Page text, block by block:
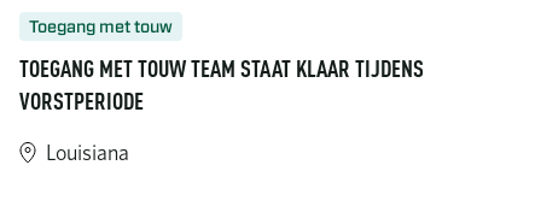
Toegang met touw
TOEGANG MET TOUW TEAM STAAT KLAAR TIJDENS
VORSTPERIODE
Louisiana